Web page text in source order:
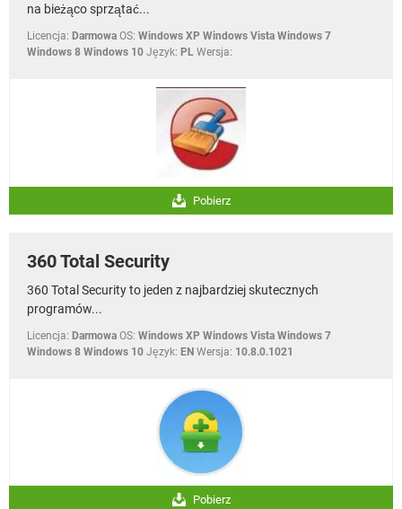
na bieżąco sprzątać...
Licencja: Darmowa OS: Windows XP Windows Vista Windows 7
Windows 8 Windows 10 Język: PL Wersja:
Pobierz
360 Total Security
360 Total Security to jeden z najbardziej skutecznych
programów...
Licencja: Darmowa OS: Windows XP Windows Vista Windows 7
Windows 8 Windows 10 Język: EN Wersja: 10.8.0.1021
Pobierz